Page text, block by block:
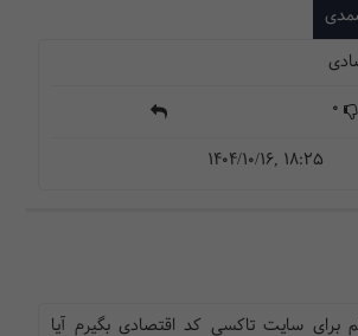
0
1404/10/16, 18:25
برای سایت تاکسی کد اقتصادی بگیرم آیا